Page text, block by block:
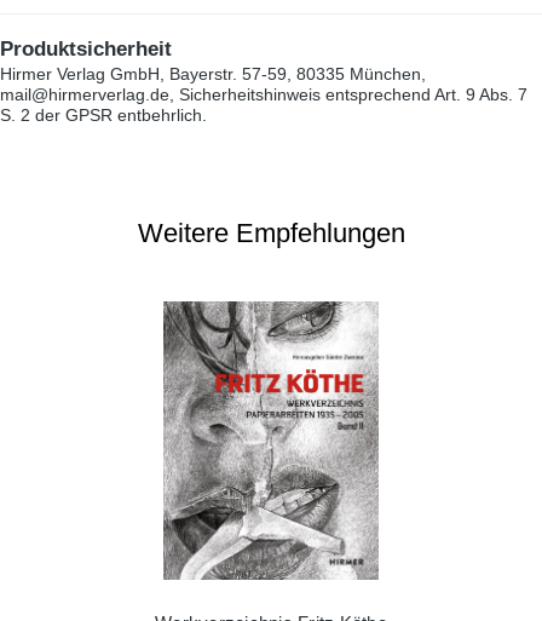
Produktsicherheit
Hirmer Verlag GmbH, Bayerstr. 57-59, 80335 München,
mail@hirmerverlag.de, Sicherheitshinweis entsprechend Art. 9 Abs. 7
S. 2 der GPSR entbehrlich.
Weitere Empfehlungen